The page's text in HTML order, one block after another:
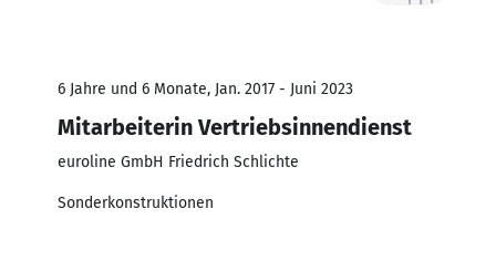
6 Jahre und 6 Monate, Jan. 2017 - Juni 2023
Mitarbeiterin Vertriebsinnendienst
euroline GmbH Friedrich Schlichte
Sonderkonstruktionen